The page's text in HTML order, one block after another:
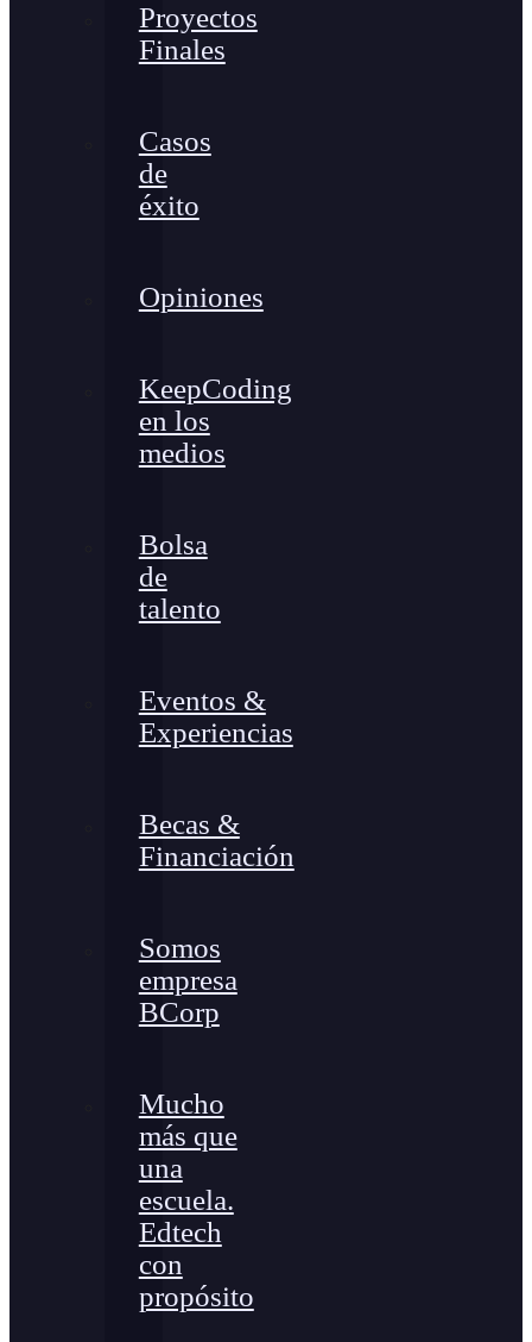
Proyectos
Finales
Casos
de
éxito
Opiniones
KeepCoding
en los
medios
Bolsa
de
talento
Eventos &
Experiencias
Becas &
Financiación
Somos
empresa
BCorp
Mucho
más que
una
escuela.
Edtech
con
propósito